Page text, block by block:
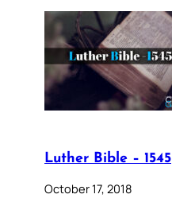
Luther Bible – 1545
October 17, 2018